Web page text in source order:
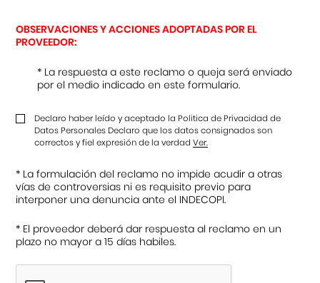
OBSERVACIONES Y ACCIONES ADOPTADAS POR EL
PROVEEDOR:
* La respuesta a este reclamo o queja será enviado
por el medio indicado en este formulario.
Declaro haber leído y aceptado la Politica de Privacidad de
Datos Personales Declaro que los datos consignados son
correctos y fiel expresión de la verdad Ver.
* La formulación del reclamo no impide acudir a otras
vías de controversias ni es requisito previo para
interponer una denuncia ante el INDECOPI.
* El proveedor deberá dar respuesta al reclamo en un
plazo no mayor a 15 días habiles.